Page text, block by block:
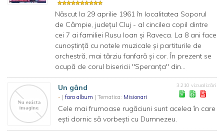
Născut la 29 aprilie 1961 în localitatea Soporul
de Câmpie, judeţul Cluj - al cincilea copil dintre
cei 7 ai familiei Rusu Ioan şi Raveca. La 8 ani face
cunoştinţă cu notele muzicale şi partiturile de
orchestră, mai târziu fanfară şi cor. În prezent se
ocupă de corul bisericii "Speranţa" din...
Un gând
- | fara album | Tematica: Misionari
3.210 vizualizări
Cele mai frumoase rugăciuni sunt acelea în care
ești dornic să vorbești cu Dumnezeu.